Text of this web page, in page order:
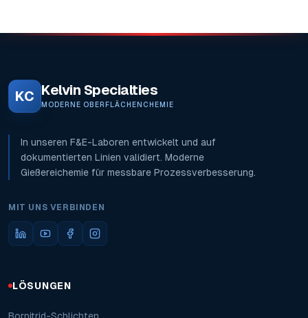
KC Kelvin Specialties
MODERNE OBERFLÄCHENCHEMIE
In unseren F&E-Laboren entwickelt und auf
dokumentierten Linien validiert. Moderne
Gießereichemie für messbare Prozessverbesserung.
MIT UNS VERBINDEN
LÖSUNGEN